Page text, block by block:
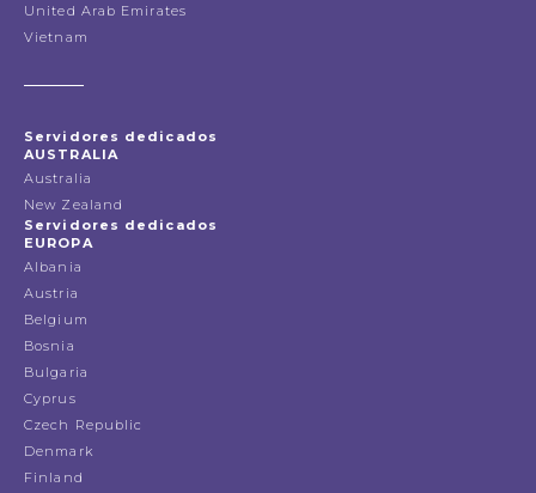
United Arab Emirates
Vietnam
Servidores dedicados
AUSTRALIA
Australia
New Zealand
Servidores dedicados
EUROPA
Albania
Austria
Belgium
Bosnia
Bulgaria
Cyprus
Czech Republic
Denmark
Finland